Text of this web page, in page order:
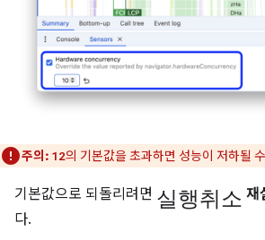
주의: 12의 기본값을 초과하면 성능이 저하될
기본값으로 되돌리려면 실행취소 재
다.